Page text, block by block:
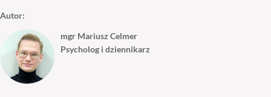
Autor:
mgr Mariusz Celmer
Psycholog i dziennikarz